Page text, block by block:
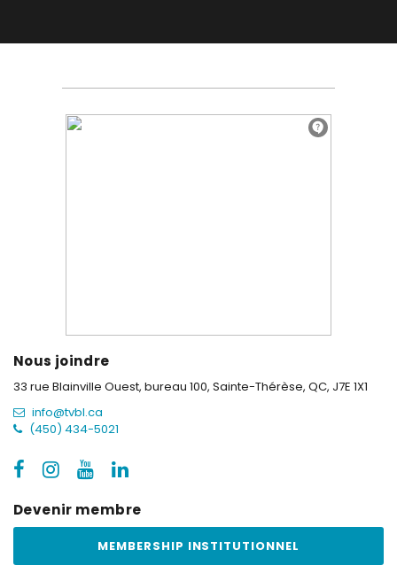
Nous joindre
33 rue Blainville Ouest, bureau 100, Sainte-Thérèse, QC, J7E 1X1
info@tvbl.ca
(450) 434-5021
Devenir membre
MEMBERSHIP INSTITUTIONNEL